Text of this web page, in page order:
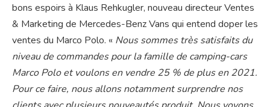
bons espoirs à Klaus Rehkugler, nouveau directeur Ventes
& Marketing de Mercedes-Benz Vans qui entend doper les
ventes du Marco Polo. « Nous sommes très satisfaits du
niveau de commandes pour la famille de camping-cars
Marco Polo et voulons en vendre 25 % de plus en 2021.
Pour ce faire, nous allons notamment surprendre nos